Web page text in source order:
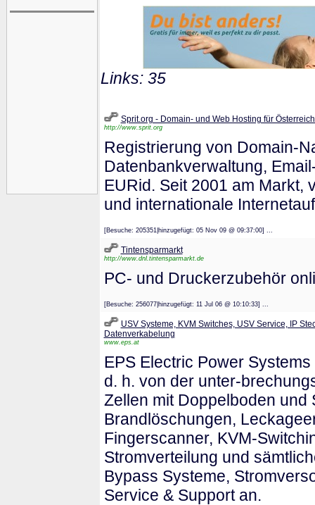
Links: 35
Sprit.org - Domain- und Web Hosting für
http://www.sprit.org
Registrierung von Domain-
Datenbankverwaltung,
EURid. Seit 2001 am Markt,
und internationale
[Besuche: 205351|hinzugefügt: 05 Nov 09 @ 09:37:00] ...
Tintensparmarkt
http://www.dnl.tintensparmarkt.de
PC- und Druckerzubehör
[Besuche: 256077|hinzugefügt: 11 Jul 06 @ 10:10:33] ...
USV Systeme, KVM Switches, USV Service, IP
Datenverkabelung
www.eps.at
EPS Electric Power
d. h. von der unter-
Zellen mit Doppelboden
Brandlöschungen,
Fingerscanner, KVM-
Stromverteilung und
Bypass Systeme,
Service & Support an.